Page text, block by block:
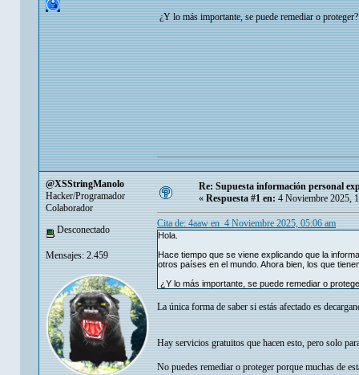
¿Y lo más importante, se puede remediar o proteger?
@XSStringManolo
Hacker/Programador
Colaborador
Desconectado
Mensajes: 2.459
Re: Supuesta información personal
« Respuesta #1 en: 4 Noviembre 2025,
Cita de: 4aaw en 4 Noviembre 2025, 05:06 am
Hola.
Hace tiempo que se viene explicando que la
otros países en el mundo. Ahora bien, los que
¿Y lo más importante, se puede remediar o
La única forma de saber si estás afectado es
Hay servicios gratuitos que hacen esto, pero solo
No puedes remediar o proteger porque muchas de